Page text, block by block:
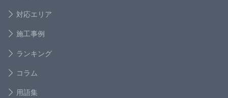
対応エリア
施工事例
ランキング
コラム
用語集